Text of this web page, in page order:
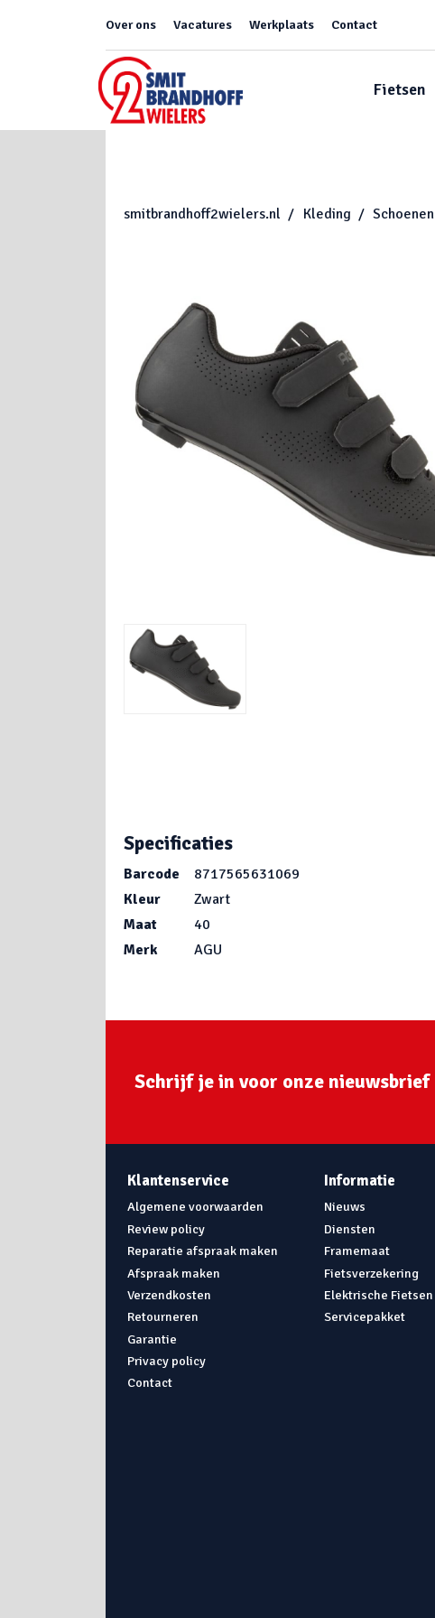
Over ons Vacatures Werkplaats Contact
Fietsen
smitbrandhoff2wielers.nl Kleding Schoenen
Specificaties
Barcode
8717565631069
Kleur
Zwart
Maat
40
Merk
AGU
Schrijf je in voor onze nieuwsbrief
Klantenservice
Algemene voorwaarden
Review policy
Reparatie afspraak maken
Afspraak maken
Verzendkosten
Retourneren
Garantie
Privacy policy
Contact
Informatie
Nieuws
Diensten
Framemaat
Fietsverzekering
Elektrische Fietsen
Servicepakket